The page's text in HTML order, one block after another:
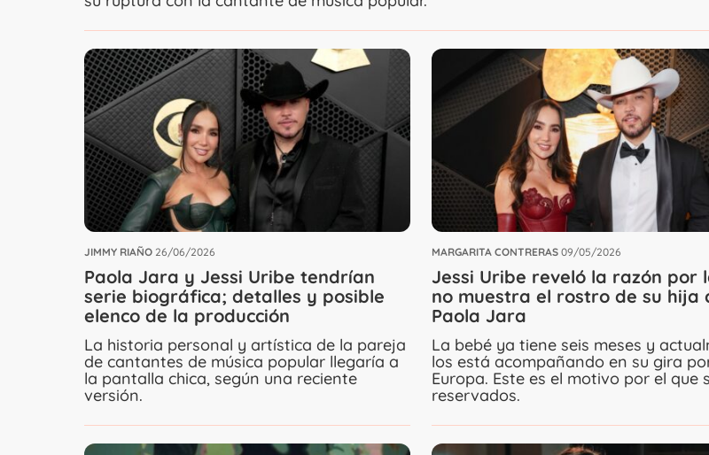
JIMMY RIAÑO 26/06/2026
Paola Jara y Jessi Uribe tendrían
serie biográfica; detalles y posible
elenco de la producción
La historia personal y artística de la pareja
de cantantes de música popular llegaría a
la pantalla chica, según una reciente
versión.
MARGARITA CONTRERAS 09/05/2026
Jessi Uribe reveló la razón por
no muestra el rostro de su hija
Paola Jara
La bebé ya tiene seis meses y
los está acompañando en su gira
Europa. Este es el motivo por el que
reservados.